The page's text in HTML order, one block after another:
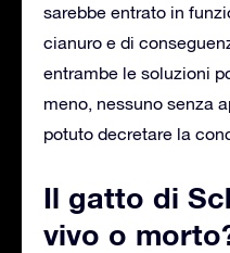
sarebbe entrato in
cianuro e di
entrambe le soluzioni
meno, nessuno senza
potuto decretare la
Il gatto di
vivo o